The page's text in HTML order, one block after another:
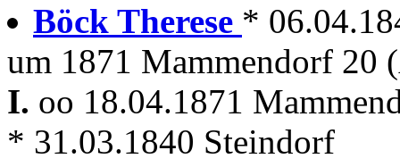
Böck Therese *
um 1871 Mammendorf 20
I. oo 18.04.1871
* 31.03.1840 Steindorf